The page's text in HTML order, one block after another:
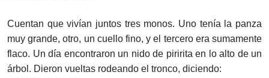
Cuentan que vivían juntos tres monos. Uno tenía la panza
muy grande, otro, un cuello fino, y el tercero era sumamente
flaco. Un día encontraron un nido de piririta en lo alto de un
árbol. Dieron vueltas rodeando el tronco, diciendo: